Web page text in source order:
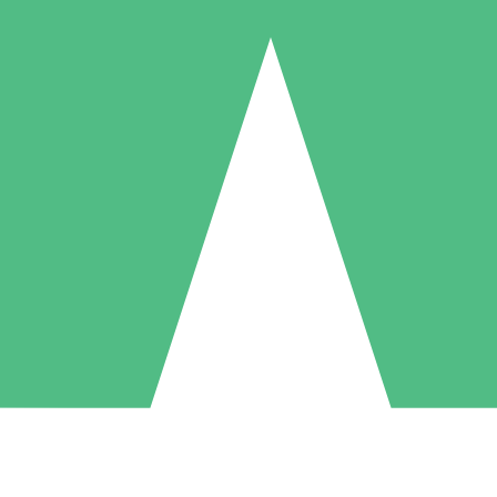
Individuele Creditpakketten
per gebruik met downloadtegoeden. Geen maandelijkse verplichting
5 Downloaden
US$